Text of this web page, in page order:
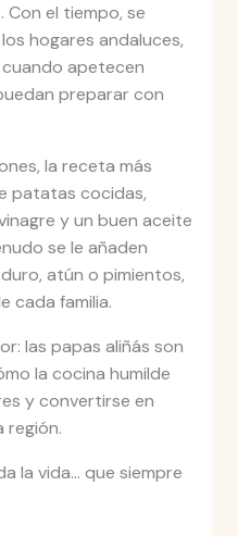
el tiempo, se
hogares andaluces,
apetecen
preparar con
la receta más
patatas cocidas,
y un buen aceite
se le añaden
atún o pimientos,
cada familia.
las papas aliñás son
la cocina humilde
y convertirse en
región.
la vida… que siempre